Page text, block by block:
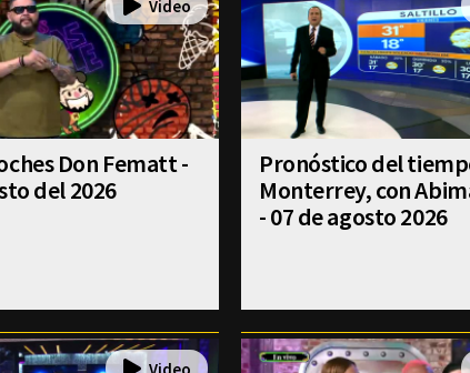
Don Fematt -
del 2026
Pronóstico del
Monterrey, con
- 07 de agosto 2026